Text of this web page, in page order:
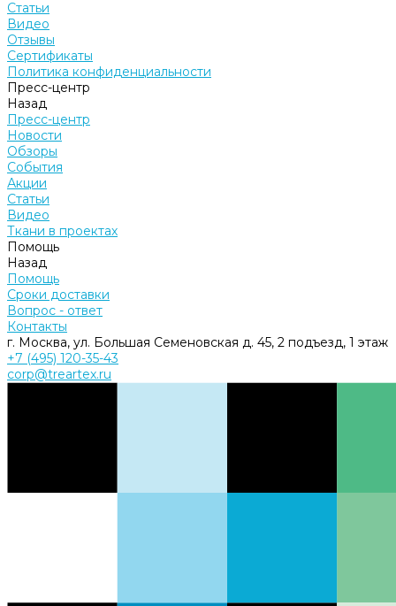
Статьи
Видео
Отзывы
Сертификаты
Политика конфиденциальности
Пресс-центр
Назад
Пресс-центр
Новости
Обзоры
События
Акции
Статьи
Видео
Ткани в проектах
Помощь
Назад
Помощь
Сроки доставки
Вопрос - ответ
Контакты
г. Москва, ул. Большая Семеновская д. 45, 2 подъезд, 1 этаж
+7 (495) 120-35-43
corp@treartex.ru